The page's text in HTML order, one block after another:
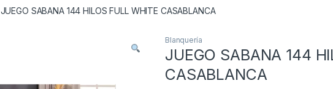
JUEGO SABANA 144 HILOS FULL WHITE CASABLANCA
Blanquería
JUEGO SABANA 144
CASABLANCA